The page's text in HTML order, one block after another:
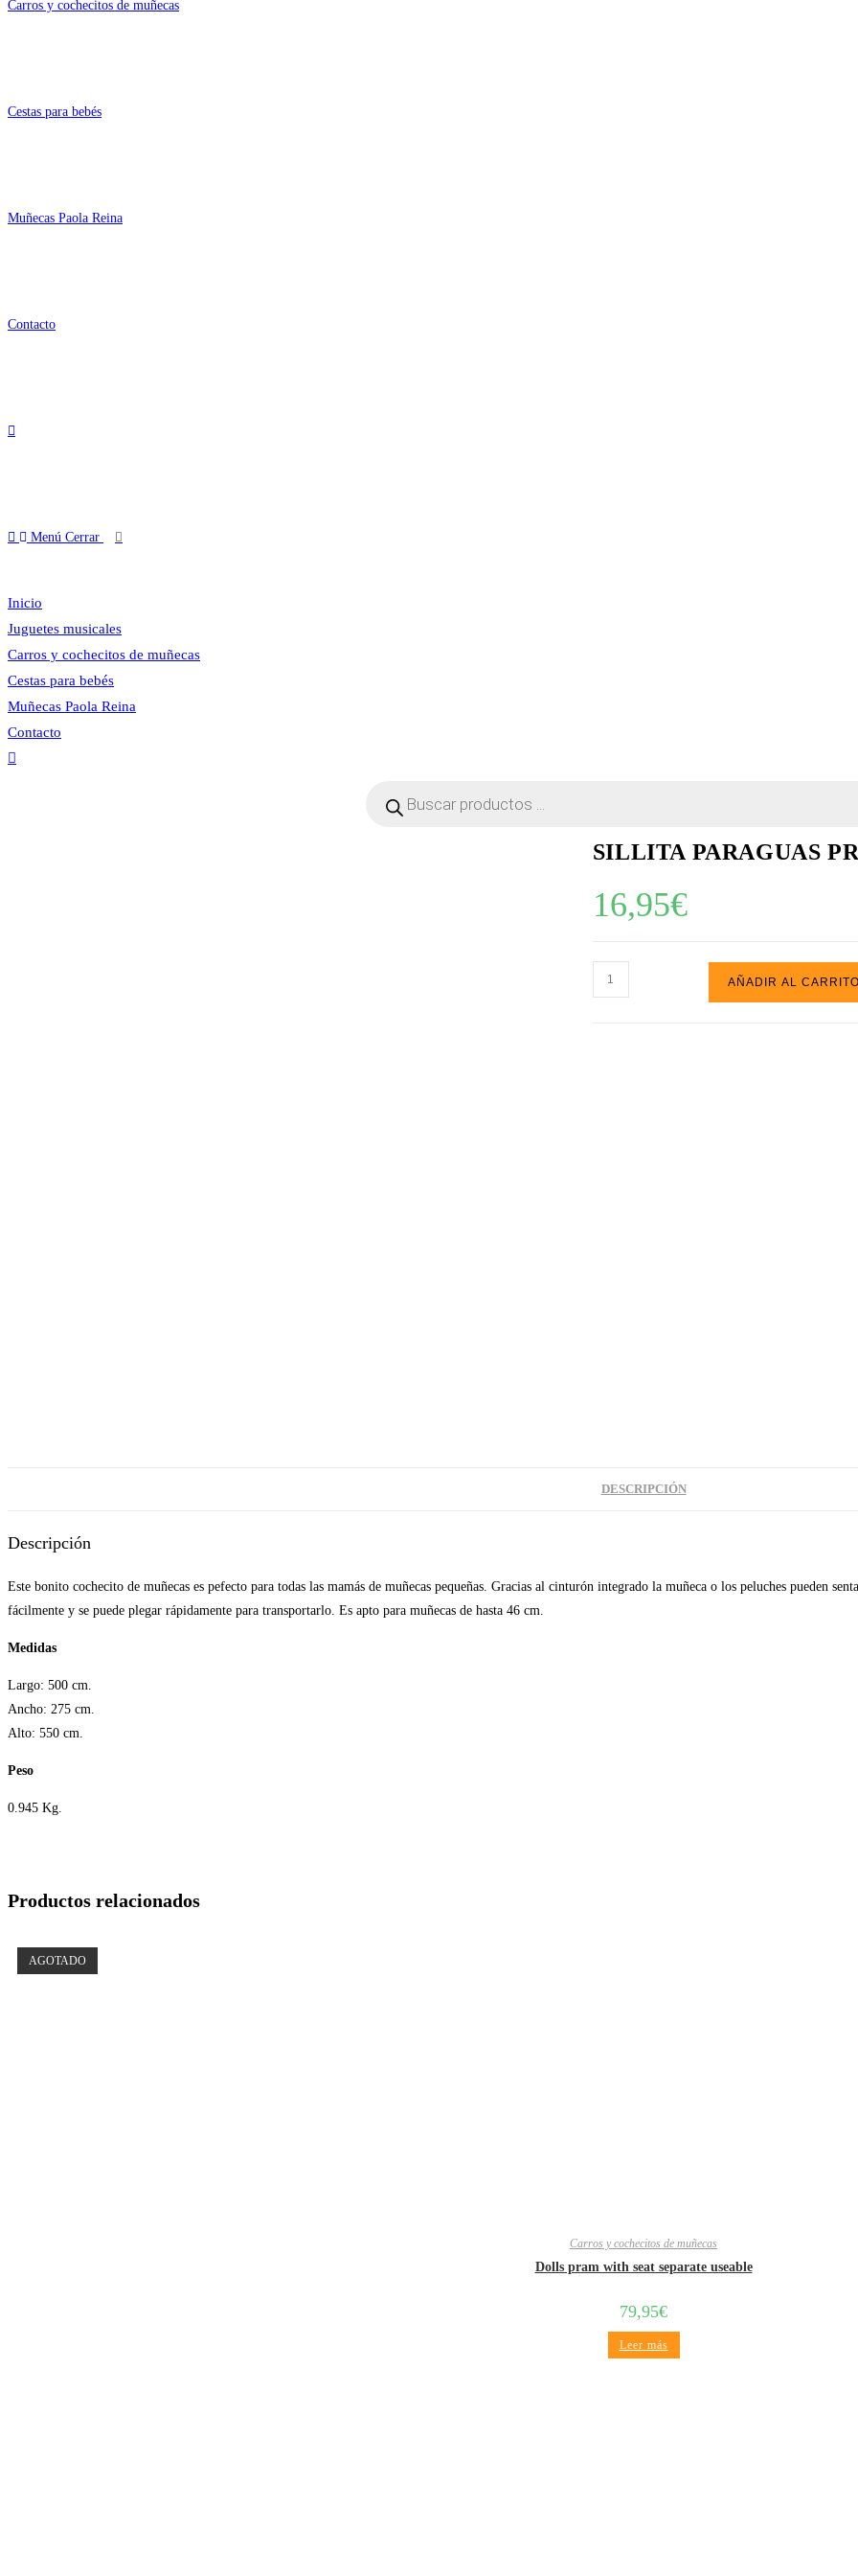
Carros y cochecitos de muñecas
Cestas para bebés
Muñecas Paola Reina
Contacto
Menú Cerrar
Inicio
Juguetes musicales
Carros y cochecitos de muñecas
Cestas para bebés
Muñecas Paola Reina
Contacto
productos
SILLITA PARAGUAS
16,95€
SILLITA
PARAGUAS
AÑADIR AL
DESCRIPCIÓN
Descripción
Este bonito cochecito de muñecas es pefecto para todas las mamás de muñecas pequeñas. Gracias al cinturón integrado la muñeca o los peluches pueden
fácilmente y se puede plegar rápidamente para transportarlo. Es apto para muñecas de hasta 46 cm.
Medidas
Largo: 500 cm.
Ancho: 275 cm.
Alto: 550 cm.
Peso
0.945 Kg.
Productos relacionados
AGOTADO
Carros y cochecitos de muñecas
Dolls pram with seat separate useable
79,95€
Leer más